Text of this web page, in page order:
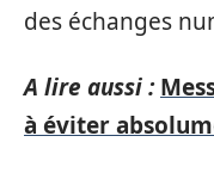
des échanges
A lire aussi :
à éviter